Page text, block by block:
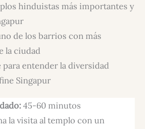
hinduistas más importantes y
de los barrios con más
la ciudad
entender la diversidad
Singapur
45-60 minutos
la visita al templo con un